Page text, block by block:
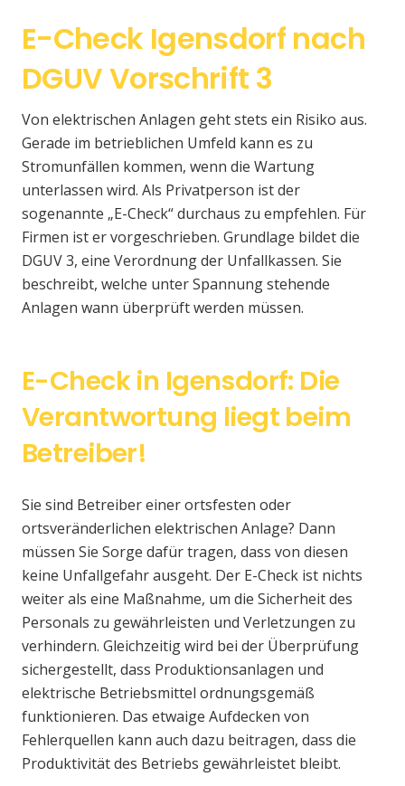
E-Check Igensdorf nach
DGUV Vorschrift 3
Von elektrischen Anlagen geht stets ein Risiko aus.
Gerade im betrieblichen Umfeld kann es zu
Stromunfällen kommen, wenn die Wartung
unterlassen wird. Als Privatperson ist der
sogenannte „E-Check“ durchaus zu empfehlen. Für
Firmen ist er vorgeschrieben. Grundlage bildet die
DGUV 3, eine Verordnung der Unfallkassen. Sie
beschreibt, welche unter Spannung stehende
Anlagen wann überprüft werden müssen.
E-Check in Igensdorf: Die
Verantwortung liegt beim
Betreiber!
Sie sind Betreiber einer ortsfesten oder
ortsveränderlichen elektrischen Anlage? Dann
müssen Sie Sorge dafür tragen, dass von diesen
keine Unfallgefahr ausgeht. Der E-Check ist nichts
weiter als eine Maßnahme, um die Sicherheit des
Personals zu gewährleisten und Verletzungen zu
verhindern. Gleichzeitig wird bei der Überprüfung
sichergestellt, dass Produktionsanlagen und
elektrische Betriebsmittel ordnungsgemäß
funktionieren. Das etwaige Aufdecken von
Fehlerquellen kann auch dazu beitragen, dass die
Produktivität des Betriebs gewährleistet bleibt.